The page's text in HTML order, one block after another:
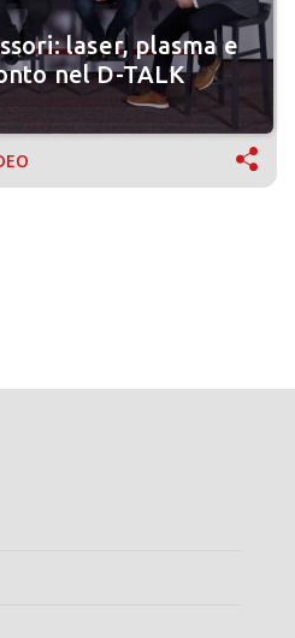
laser, plasma e
nel D-TALK